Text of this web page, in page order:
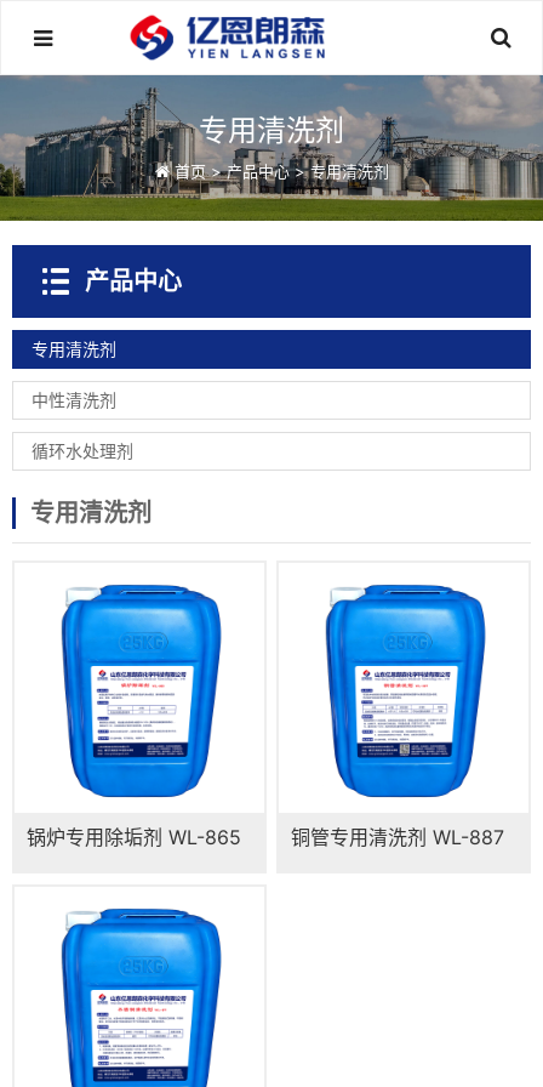
专用清洗剂
首页 >产品中心>专用清洗剂
产品中心
专用清洗剂
中性清洗剂
循环水处理剂
专用清洗剂
锅炉专用除垢剂 WL-865 铜管专用清洗剂 WL-887